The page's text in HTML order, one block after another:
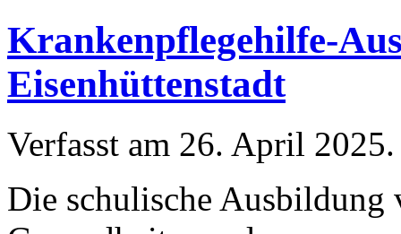
Krankenpflegehilfe-
Eisenhüttenstadt
Verfasst am 26. April 2025.
Die schulische Ausbildung